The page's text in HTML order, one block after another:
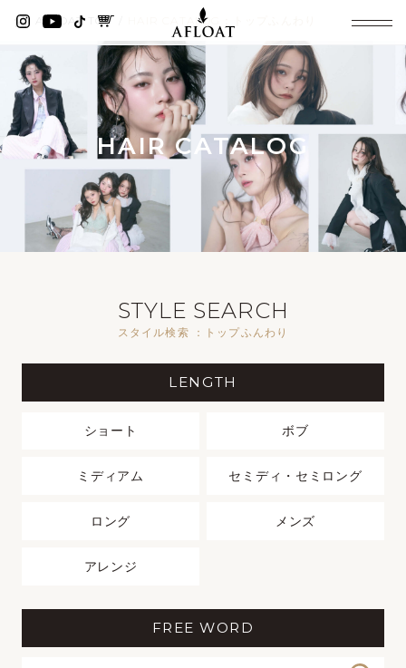
AFLOAT TOP HAIR CATALOG：トップふんわり
HAIR CATALOG
STYLE SEARCH
スタイル検索 ：トップふんわり
LENGTH
ショート ボブ
ミディアム セミディ・セミロング
ロング メンズ
アレンジ
FREE WORD